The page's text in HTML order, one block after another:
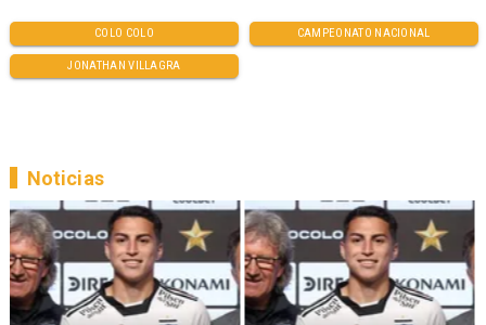
COLO COLO CAMPEONATO NACIONAL
JONATHAN VILLAGRA
Noticias